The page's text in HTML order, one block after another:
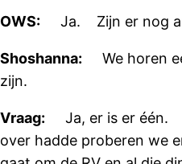
OWS: Ja. Zijn er nog
Shoshanna: We horen
zijn.
Vraag: Ja, er is er één.
over hadde proberen we